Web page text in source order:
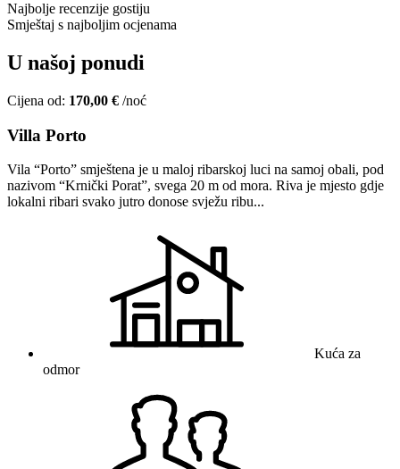
Najbolje recenzije gostiju
Smještaj s najboljim ocjenama
U našoj ponudi
Cijena od: 170,00 € /noć
Villa Porto
Vila “Porto” smještena je u maloj ribarskoj luci na samoj obali, pod
nazivom “Krnički Porat”, svega 20 m od mora. Riva je mjesto gdje
lokalni ribari svako jutro donose svježu ribu...
Kuća za
odmor